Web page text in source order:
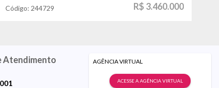
Código: 244729 R$ 3.460.000
Atendimento AGÊNCIA VIRTUAL
ACESSE A AGÊNCIA VIRTUAL